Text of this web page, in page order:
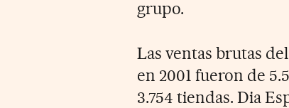
grupo.
Las ventas brutas
en 2001 fueron de
3.754 tiendas. Dia